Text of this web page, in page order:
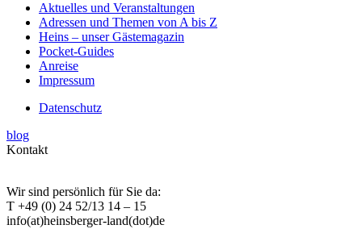
Aktuelles und Veranstaltungen
Adressen und Themen von A bis Z
Heins – unser Gästemagazin
Pocket-Guides
Anreise
Impressum
Datenschutz
blog
Kontakt
Wir sind persönlich für Sie da:
T +49 (0) 24 52/13 14 – 15
info(at)heinsberger-land(dot)de